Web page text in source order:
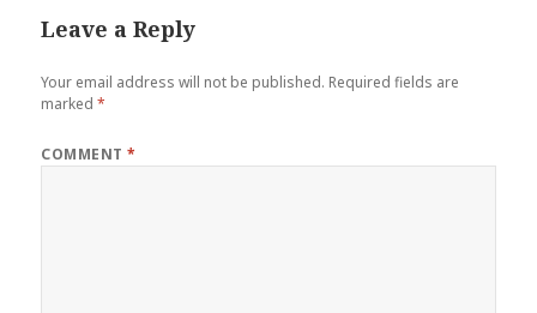
Leave a Reply
Your email address will not be published. Required fields are
marked*
COMMENT*